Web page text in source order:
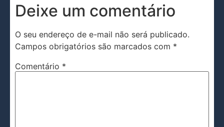
Deixe um comentário
O seu endereço de e-mail não será publicado.
Campos obrigatórios são marcados com *
Comentário *